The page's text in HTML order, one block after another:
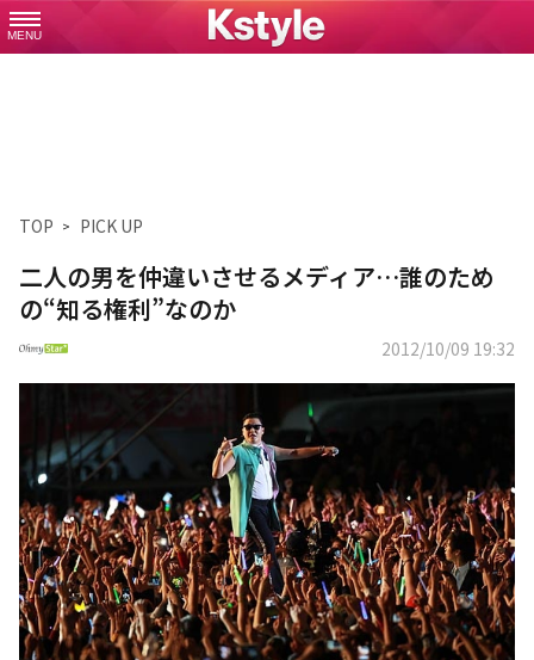
MENU
TOP PICK UP
二人の男を仲違いさせるメディア…誰のため
の“知る権利”なのか
2012/10/09 19:32